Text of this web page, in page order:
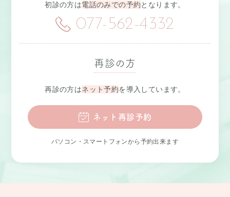
初診の方は電話のみでの予約となります。
077-562-4332
再診の方
再診の方はネット予約を導入しています。
ネット再診予約
パソコン・スマートフォンから予約出来ます